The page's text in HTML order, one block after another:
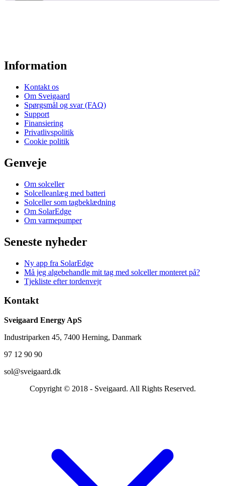
Information
Kontakt os
Om Sveigaard
Spørgsmål og svar (FAQ)
Support
Finansiering
Privatlivspolitik
Cookie politik
Genveje
Om solceller
Solcelleanlæg med batteri
Solceller som tagbeklædning
Om SolarEdge
Om varmepumper
Seneste nyheder
Ny app fra SolarEdge
Må jeg algebehandle mit tag med solceller monteret på?
Tjekliste efter tordenvejr
Kontakt
Sveigaard Energy ApS
Industriparken 45, 7400 Herning, Danmark
97 12 90 90
sol@sveigaard.dk
Copyright © 2018 - Sveigaard. All Rights Reserved.